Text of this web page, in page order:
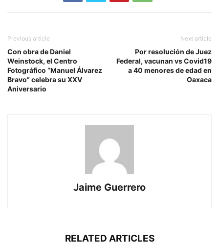
Previous article
Con obra de Daniel
Weinstock, el Centro
Fotográfico “Manuel Álvarez
Bravo” celebra su XXV
Aniversario
Next article
Por resolución de Juez
Federal, vacunan vs Covid19
a 40 menores de edad en
Oaxaca
Jaime Guerrero
RELATED ARTICLES